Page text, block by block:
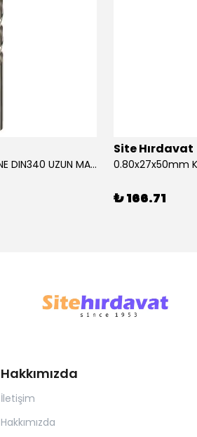
0.80x27x50mm KRONE DIN340 UZUN MATKAP UCU HSS 10 Adet
Site Hırdavat
₺ 166.71
Hakkımızda
İletişim
Hakkımızda